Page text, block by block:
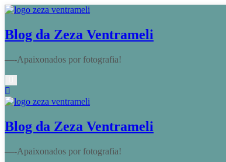
Pular
o
conteúdo
Blog da Zeza Ventrameli
—-Apaixonados por fotografia!
Blog da Zeza Ventrameli
—-Apaixonados por fotografia!